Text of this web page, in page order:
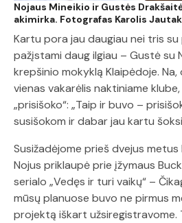
Nojaus Mineikio ir Gustės
akimirka. Fotografas Karolis
Kartu pora jau daugiau nei tris
pažįstami daug ilgiau – Gustė su
krepšinio mokyklą Klaipėdoje.
vienas vakarėlis naktiniame
„prisišoko“: „Taip ir buvo –
susišokom ir dabar jau kartu
Susižadėjome prieš dvejus metus
Nojus priklaupė prie įžymaus
serialo „Vedęs ir turi vaikų“ –
mūsų planuose buvo ne pirmus
projektą iškart užsiregistravome.